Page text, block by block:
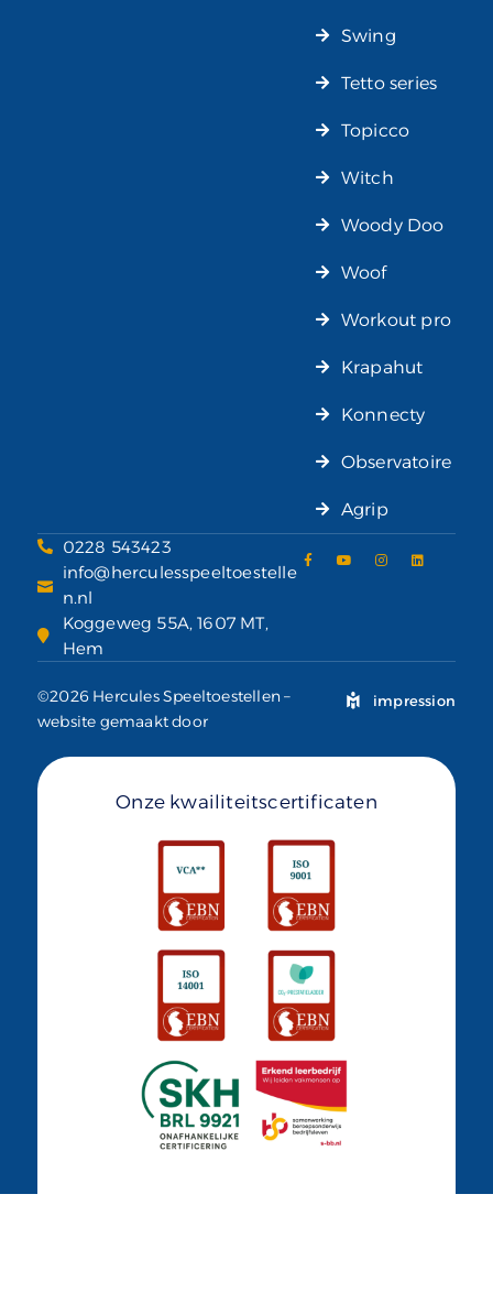
Swing
Tetto series
Topicco
Witch
Woody Doo
Woof
Workout pro
Krapahut
Konnecty
Observatoire
Agrip
0228 543423
info@herculesspeeltoestelle
n.nl
Koggeweg 55A, 1607 MT,
Hem
©2026 Hercules Speeltoestellen –
website gemaakt door
impression
Onze kwailiteitscertificaten